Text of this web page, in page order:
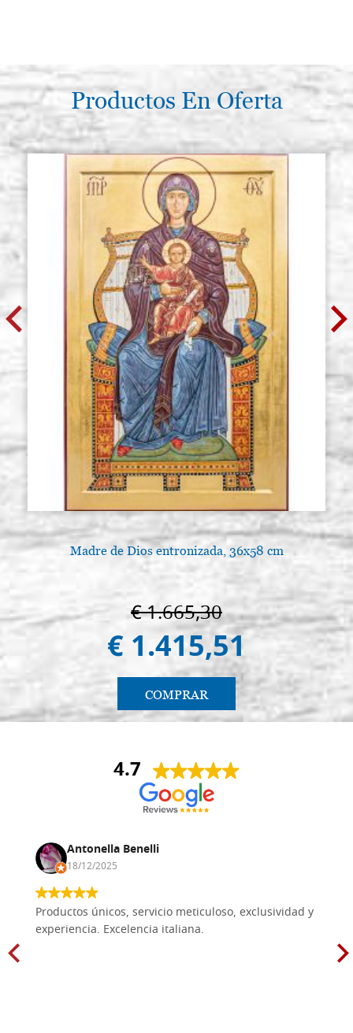
Productos En Oferta
Madre de Dios entronizada, 36x58 cm
€ 1.665,30
€ 1.415,51
COMPRAR
4.7
Antonella Benelli
18/12/2025
Productos únicos, servicio meticuloso, exclusividad y
experiencia. Excelencia italiana.